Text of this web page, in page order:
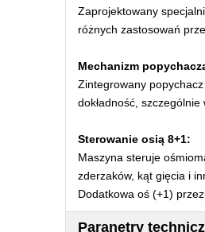
Zaprojektowany
różnych zastosowań
Mechanizm
Zintegrowany
dokładność,
Sterowanie osią 8+1:
Maszyna steruje
zderzaków, kąt gięcia i
Dodatkowa oś (+1)
Paranetry